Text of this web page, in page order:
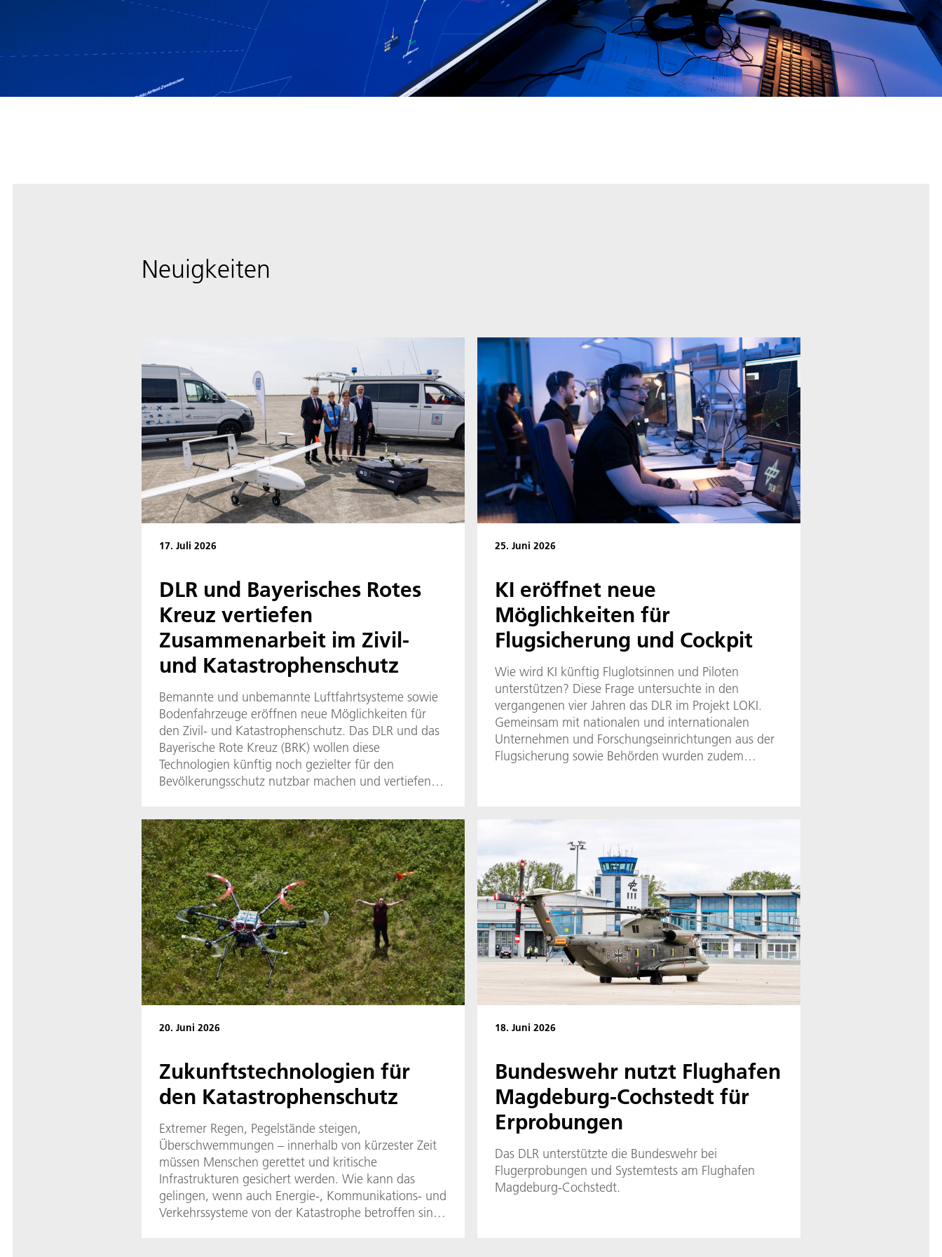
Neuigkeiten
17. Juli 2026
DLR und Bayerisches Rotes
Kreuz vertiefen
Zusammenarbeit im Zivil-
und Katastrophenschutz
Bemannte und unbemannte Luftfahrtsysteme sowie
Bodenfahrzeuge eröffnen neue Möglichkeiten für
den Zivil- und Katastrophenschutz. Das DLR und das
Bayerische Rote Kreuz (BRK) wollen diese
Technologien künftig noch gezielter für den
Bevölkerungsschutz nutzbar machen und vertiefen
überblicken, aktuelle Lagebilder zu erstellen und
Rettungs- sowie Hilfsmaßnahmen effizient zu
koordinieren.
25. Juni 2026
KI eröffnet neue
Möglichkeiten für
Flugsicherung und Cockpit
Wie wird KI künftig Fluglotsinnen und Piloten
unterstützen? Diese Frage untersuchte in den
vergangenen vier Jahren das DLR im Projekt LOKI.
Gemeinsam mit nationalen und internationalen
Unternehmen und Forschungseinrichtungen aus der
Flugsicherung sowie Behörden wurden zudem
20. Juni 2026
Zukunftstechnologien für
den Katastrophenschutz
Extremer Regen, Pegelstände steigen,
Überschwemmungen – innerhalb von kürzester Zeit
müssen Menschen gerettet und kritische
Infrastrukturen gesichert werden. Wie kann das
gelingen, wenn auch Energie-, Kommunikations- und
Verkehrssysteme von der Katastrophe betroffen sind?
18. Juni 2026
Bundeswehr nutzt Flughafen
Magdeburg-Cochstedt für
Erprobungen
Das DLR unterstützte die Bundeswehr bei
Flugerprobungen und Systemtests am Flughafen
Magdeburg-Cochstedt.